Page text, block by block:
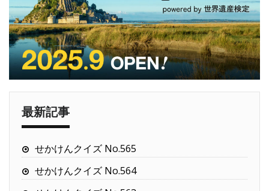
最新記事
せかけんクイズ No.565
せかけんクイズ No.564